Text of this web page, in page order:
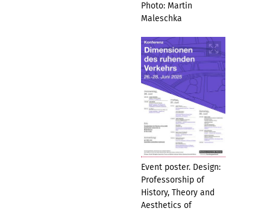
Photo: Martin
Maleschka
Event poster. Design:
Professorship of
History, Theory and
Aesthetics of